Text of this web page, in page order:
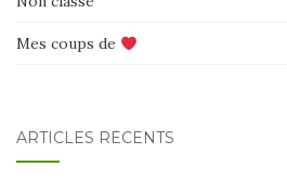
Mes coups de
ARTICLES RÉCENTS